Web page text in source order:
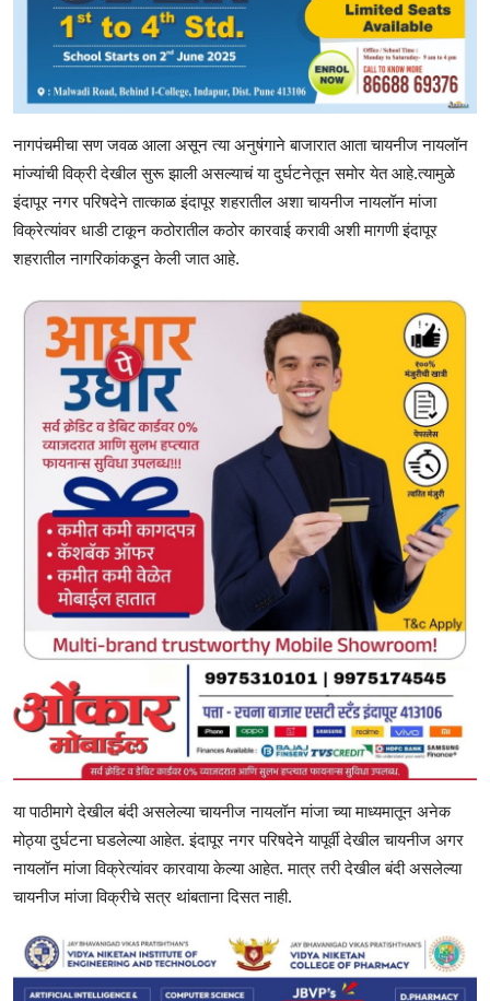
नागपंचमीचा सण जवळ आला असून त्या अनुषंगाने बाजारात आता चायनीज नायलॉन
मांज्यांची विक्री देखील सुरू झाली असल्याचं या दुर्घटनेतून समोर येत आहे.त्यामुळे
इंदापूर नगर परिषदेने तात्काळ इंदापूर शहरातील अशा चायनीज नायलॉन मांजा
विक्रेत्यांवर धाडी टाकून कठोरातील कठोर कारवाई करावी अशी मागणी इंदापूर
शहरातील नागरिकांकडून केली जात आहे.
या पाठीमागे देखील बंदी असलेल्या चायनीज नायलॉन मांजा च्या माध्यमातून अनेक
मोठ्या दुर्घटना घडलेल्या आहेत. इंदापूर नगर परिषदेने यापूर्वी देखील चायनीज अगर
नायलॉन मांजा विक्रेत्यांवर कारवाया केल्या आहेत. मात्र तरी देखील बंदी असलेल्या
चायनीज मांजा विक्रीचे सत्र थांबताना दिसत नाही.